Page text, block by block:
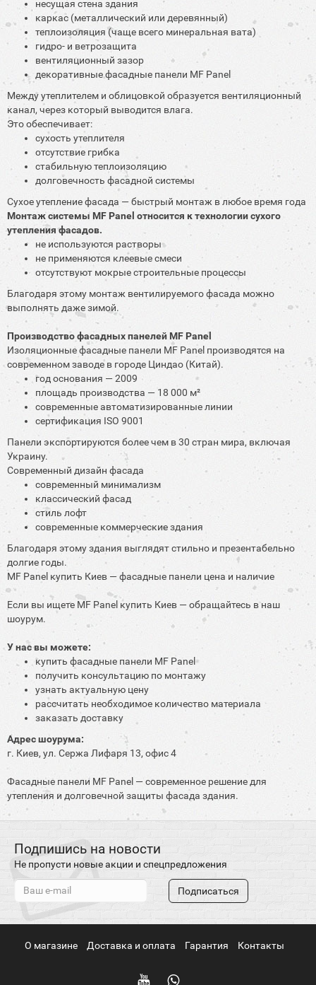
несущая стена здания
каркас (металлический или деревянный)
теплоизоляция (чаще всего минеральная вата)
гидро- и ветрозащита
вентиляционный зазор
декоративные фасадные панели MF Panel
Между утеплителем и облицовкой образуется вентиляционный
канал, через который выводится влага.
Это обеспечивает:
сухость утеплителя
отсутствие грибка
стабильную теплоизоляцию
долговечность фасадной системы
Сухое утепление фасада — быстрый монтаж в любое время года
Монтаж системы MF Panel относится к технологии сухого
утепления фасадов.
не используются растворы
не применяются клеевые смеси
отсутствуют мокрые строительные процессы
Благодаря этому монтаж вентилируемого фасада можно
выполнять даже зимой.
Производство фасадных панелей MF Panel
Изоляционные фасадные панели MF Panel производятся на
современном заводе в городе Циндао (Китай).
год основания — 2009
площадь производства — 18 000 м²
современные автоматизированные линии
сертификация ISO 9001
Панели экспортируются более чем в 30 стран мира, включая
Украину.
Современный дизайн фасада
современный минимализм
классический фасад
стиль лофт
современные коммерческие здания
Благодаря этому здания выглядят стильно и презентабельно
долгие годы.
MF Panel купить Киев — фасадные панели цена и наличие
Если вы ищете MF Panel купить Киев — обращайтесь в наш
шоурум.
У нас вы можете:
купить фасадные панели MF Panel
получить консультацию по монтажу
узнать актуальную цену
рассчитать необходимое количество материала
заказать доставку
Адрес шоурума:
г. Киев, ул. Сержа Лифаря 13, офис 4
Фасадные панели MF Panel — современное решение для
утепления и долговечной защиты фасада здания.
Подпишись на новости
Не пропусти новые акции и спецпредложения
Подписаться
О магазине Доставка и оплата Гарантия Контакты